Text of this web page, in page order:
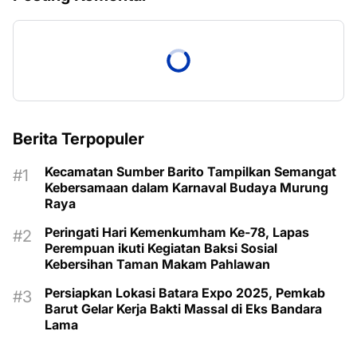
Berita Terpopuler
Kecamatan Sumber Barito Tampilkan Semangat
Kebersamaan dalam Karnaval Budaya Murung
Raya
Peringati Hari Kemenkumham Ke-78, Lapas
Perempuan ikuti Kegiatan Baksi Sosial
Kebersihan Taman Makam Pahlawan
Persiapkan Lokasi Batara Expo 2025, Pemkab
Barut Gelar Kerja Bakti Massal di Eks Bandara
Lama